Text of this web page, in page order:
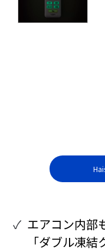
エアコン内部
「ダブル凍結